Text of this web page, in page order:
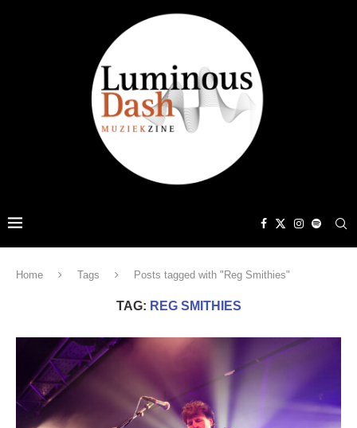
Home Tags Posts tagged with "Reg Smithies"
TAG: REG SMITHIES